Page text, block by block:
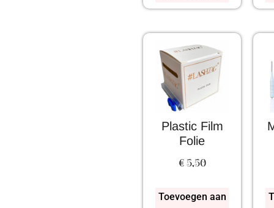
Plastic Film
Folie
€5,50
Toevoegen aan